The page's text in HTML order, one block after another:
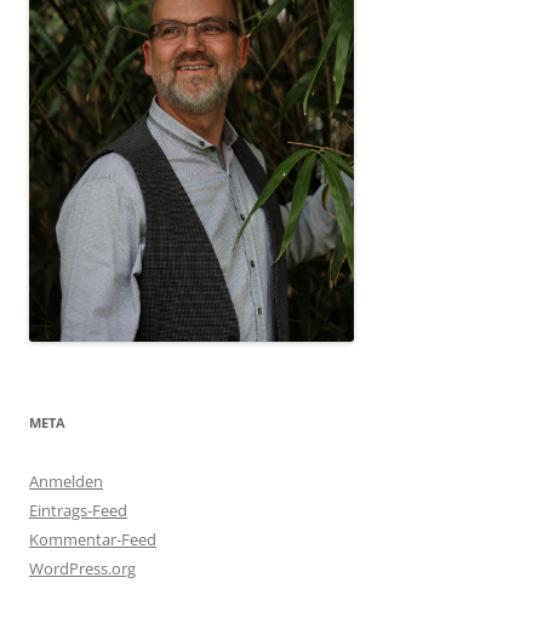
META
Anmelden
Eintrags-Feed
Kommentar-Feed
WordPress.org